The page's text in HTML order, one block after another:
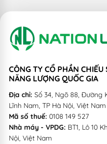
trong nhà và ngoài trời.
- Sử dụng công nghệ LED
phát quang > 130 lm/w
- Nguồn LED được sản
như Philips, Meanwell,
đầu ra ổn định giúp đèn
- Màu sắc ánh sáng tự
làm việc tốt nhất cho mắt,
CÔNG TY CỔ PHẦN CHIẾU
NĂNG LƯỢNG QUỐC GIA
Địa chỉ: Số 34, Ngõ 88, Đường
Lĩnh Nam, TP Hà Nội, Việt Nam
Mã số thuế: 0108 149 527
Nhà máy - VPDG: BT1, Lô 10
Nội, Việt Nam